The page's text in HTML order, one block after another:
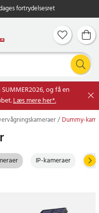
fortrydelsesret
og få en
Læs mere her*.
Dummy-
IP-kameraer